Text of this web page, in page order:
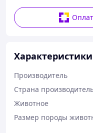
Производитель
Страна
Животное
Размер породы